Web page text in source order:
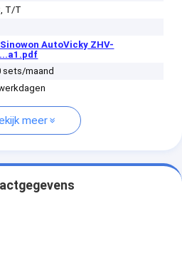
T/T
Sinowon AutoVicky ZHV-
sets/maand
meer